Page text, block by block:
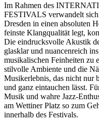
Im Rahmen des
FESTIVALS verwandelt sich
Dresden in einen absoluten
feinste Klangqualität legt,
Die eindrucksvolle Akustik
glasklar und nuancenreich
musikalischen Feinheiten zu
stilvolle Ambiente und die
Musikerlebnis, das nicht nur
und ganz eintauchen lässt.
Musik und wahre Jazz-
am Wettiner Platz so zum
innerhalb des Festivals.